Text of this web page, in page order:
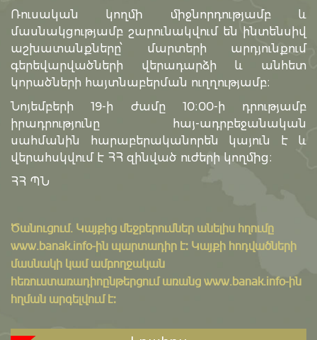
Ռուսական կողմի միջնորդությամբ և
մասնակցությամբ շարունակվում են ինտենսիվ
աշխատանքները՝ մարտերի արդյունքում
գերեվարվածների վերադարձի և անհետ
կորածների հայտնաբերման ուղղությամբ։
Նոյեմբերի 19-ի ժամը 10։00-ի դրությամբ
իրադրությունը հայ-ադրբեջանական
սահմանին հարաբերականորեն կայուն է և
վերահսկվում է ՀՀ զինված ուժերի կողմից։
ՀՀ ՊՆ
Ծանուցում․ Կայքից մեջբերումներ անելիս հղումը
www.banak.info-ին պարտադիր է: Կայքի հոդվածների
մասնակի կամ ամբողջական
հեռուստառադիոընթերցում առանց www.banak.info-ին
հղման արգելվում է: